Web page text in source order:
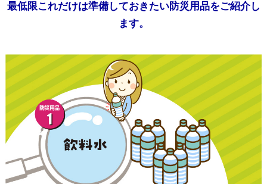
最低限これだけは準備しておきたい防災用品をご紹介し
ます。